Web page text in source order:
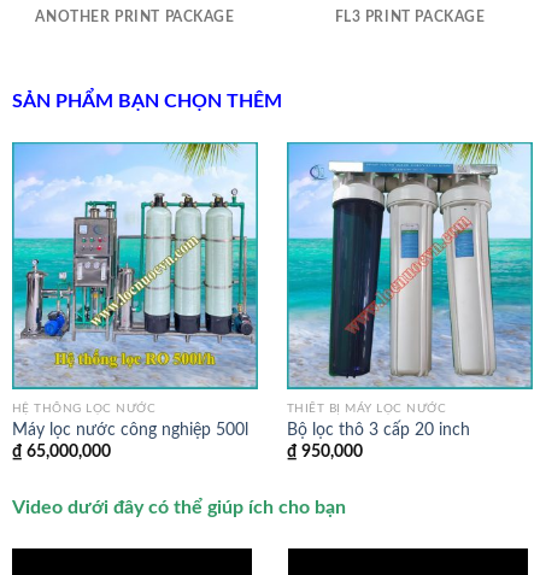
ANOTHER PRINT PACKAGE FL3 PRINT PACKAGE
SẢN PHẨM BẠN CHỌN THÊM
HỆ THỐNG LỌC NƯỚC
Máy lọc nước công nghiệp 500l
₫ 65,000,000
THIẾT BỊ MÁY LỌC NƯỚC
Bộ lọc thô 3 cấp 20 inch
₫ 950,000
Video dưới đây có thể giúp ích cho bạn